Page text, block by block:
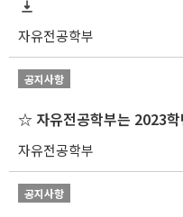
자유전공학부
공지사항
자유전공학부
공지사항